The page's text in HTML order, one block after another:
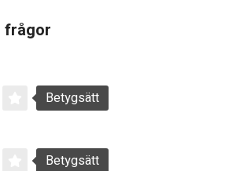
frågor
Betygsätt
Betygsätt